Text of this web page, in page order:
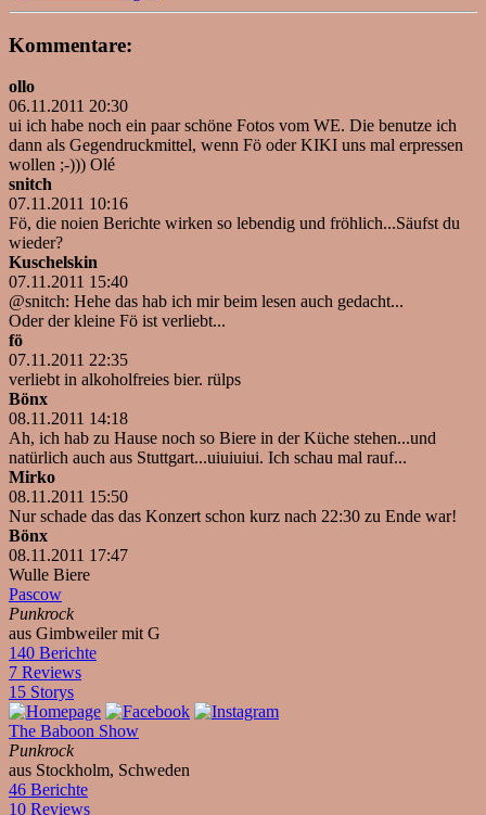
Kommentare:
ollo
06.11.2011 20:30
ui ich habe noch ein paar schöne Fotos vom WE. Die benutze ich
dann als Gegendruckmittel, wenn Fö oder KIKI uns mal erpressen
wollen ;-))) Olé
snitch
07.11.2011 10:16
Fö, die noien Berichte wirken so lebendig und fröhlich...Säufst du
wieder?
Kuschelskin
07.11.2011 15:40
@snitch: Hehe das hab ich mir beim lesen auch gedacht...
Oder der kleine Fö ist verliebt...
fö
07.11.2011 22:35
verliebt in alkoholfreies bier. rülps
Bönx
08.11.2011 14:18
Ah, ich hab zu Hause noch so Biere in der Küche stehen...und
natürlich auch aus Stuttgart...uiuiuiui. Ich schau mal rauf...
Mirko
08.11.2011 15:50
Nur schade das das Konzert schon kurz nach 22:30 zu Ende war!
Bönx
08.11.2011 17:47
Wulle Biere
Pascow
Punkrock
aus Gimbweiler mit G
140 Berichte
7 Reviews
15 Storys
The Baboon Show
Punkrock
aus Stockholm, Schweden
46 Berichte
10 Reviews